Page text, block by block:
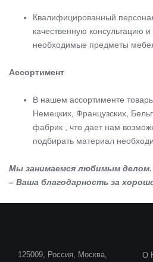
Квалифицированный
качественную консультацию
необходимые предметы
Ассортимент
В нашем ассортименте
Немецких, Французских,
фабрик , что дает нам
подбирать материал
Мы занимаемся любимым делом.
– Ваша благодарность за
125009, Россия, Москва,
О